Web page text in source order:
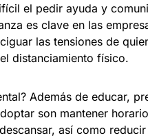
el pedir ayuda y
es clave en las
las tensiones de
distanciamiento físico.
Además de educar,
son mantener
así como